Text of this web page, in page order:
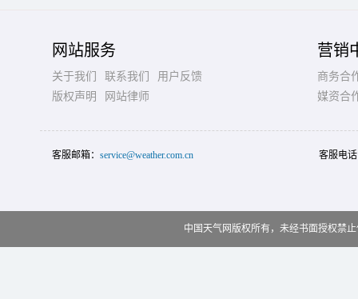
网站服务
关于我们 联系我们
用户反馈
版权声明
网站律师
营销
商务合
媒资合
客服邮箱： service@weather.com.cn 客服电
中国天气网版权所有，未经书面授权